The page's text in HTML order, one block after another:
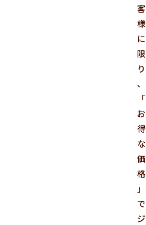
客
様
に
限
り
、
「
お
得
な
価
格
」
で
ジ